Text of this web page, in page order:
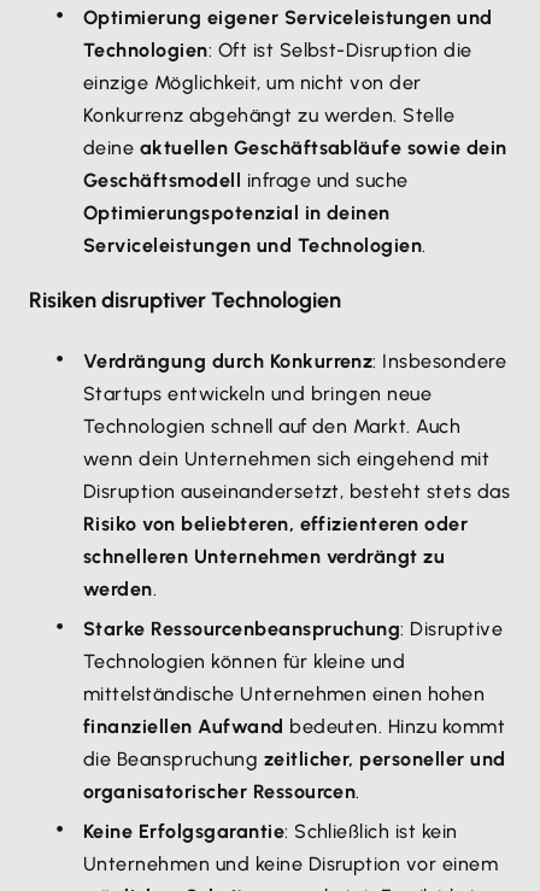
Optimierung eigener Serviceleistungen und
Technologien: Oft ist Selbst-Disruption die
einzige Möglichkeit, um nicht von der
Konkurrenz abgehängt zu werden. Stelle
deine aktuellen Geschäftsabläufe sowie dein
Geschäftsmodell infrage und suche
Optimierungspotenzial in deinen
Serviceleistungen und Technologien.
Risiken disruptiver Technologien
Verdrängung durch Konkurrenz: Insbesondere
Startups entwickeln und bringen neue
Technologien schnell auf den Markt. Auch
wenn dein Unternehmen sich eingehend mit
Disruption auseinandersetzt, besteht stets das
Risiko von beliebteren, effizienteren oder
schnelleren Unternehmen verdrängt zu
werden.
Starke Ressourcenbeanspruchung: Disruptive
Technologien können für kleine und
mittelständische Unternehmen einen hohen
finanziellen Aufwand bedeuten. Hinzu kommt
die Beanspruchung zeitlicher, personeller und
organisatorischer Ressourcen.
Keine Erfolgsgarantie: Schließlich ist kein
Unternehmen und keine Disruption vor einem